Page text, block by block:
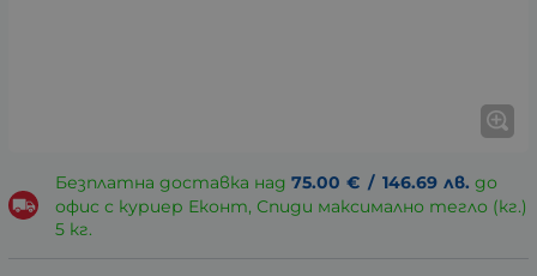
Безплатна доставка над 75.00 € / 146.69 лв. до
офис с куриер Еконт, Спиди максимално тегло (кг.)
5 кг.